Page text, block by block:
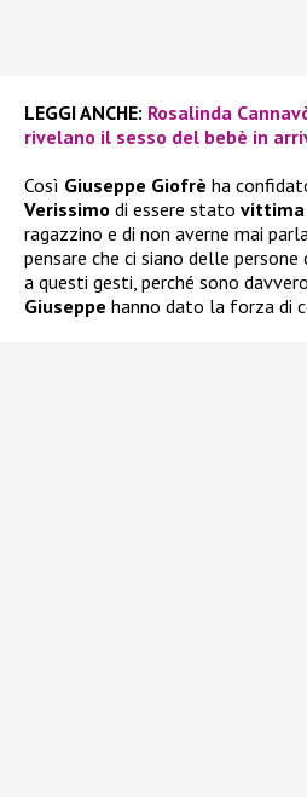
LEGGI ANCHE: Rosalinda
rivelano il sesso del bebè in
Così Giuseppe Giofrè ha
Verissimo di essere stato vittima
ragazzino e di non averne mai
pensare che ci siano delle
a questi gesti, perché sono
Giuseppe hanno dato la forza di